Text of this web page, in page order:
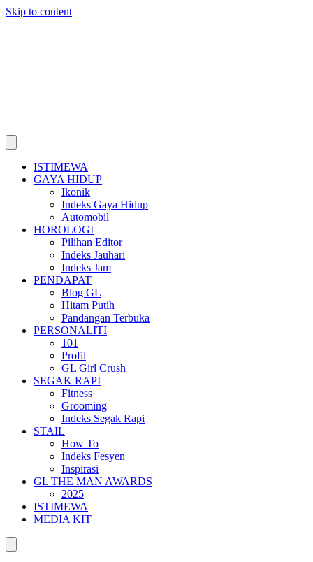
Skip to content
ISTIMEWA
GAYA HIDUP
Ikonik
Indeks Gaya Hidup
Automobil
HOROLOGI
Pilihan Editor
Indeks Jauhari
Indeks Jam
PENDAPAT
Blog GL
Hitam Putih
Pandangan Terbuka
PERSONALITI
101
Profil
GL Girl Crush
SEGAK RAPI
Fitness
Grooming
Indeks Segak Rapi
STAIL
How To
Indeks Fesyen
Inspirasi
GL THE MAN AWARDS
2025
ISTIMEWA
MEDIA KIT